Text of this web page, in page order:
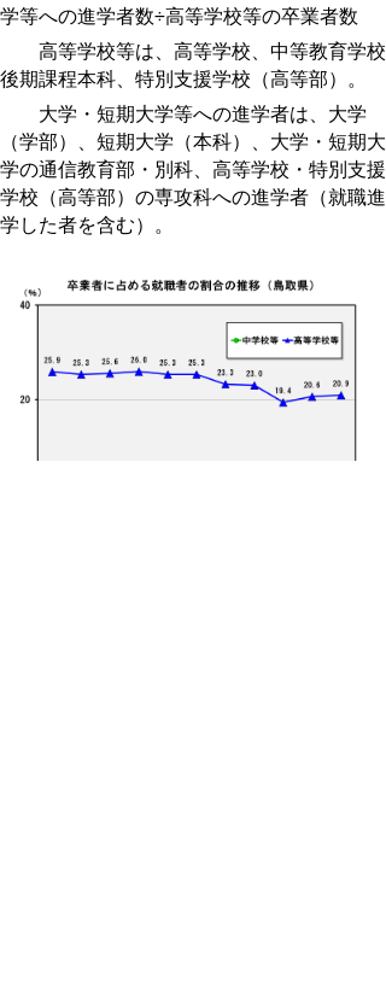
学等への進学者数÷高等学校等の卒業者数
高等学校等は、高等学校、中等教育学校
後期課程本科、特別支援学校（高等部）。
大学・短期大学等への進学者は、大学
（学部）、短期大学（本科）、大学・短期大
学の通信教育部・別科、高等学校・特別支援
学校（高等部）の専攻科への進学者（就職進
学した者を含む）。